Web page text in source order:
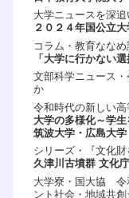
大学ニュースを深
２０２４年国公立
コラム・教育なな
「大学に行かない
文部科学ニュース
か
令和時代の新しい
大学の多様化～学
筑波大学・広島大
シリーズ・『文化
久津川古墳群 文化
大学寮・国大協 令
ント社会・地域共